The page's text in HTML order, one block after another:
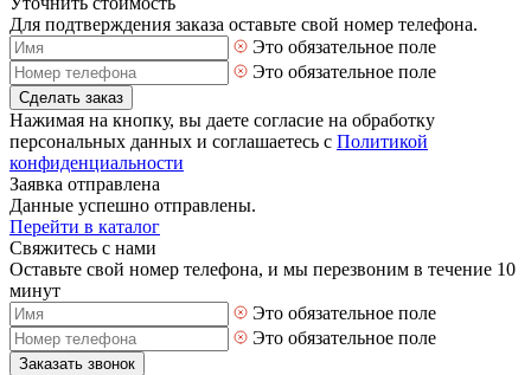
Для подтверждения заказа оставьте свой номер телефона.
Это обязательное поле
Это обязательное поле
Сделать заказ
Нажимая на кнопку, вы даете согласие на обработку
персональных данных и соглашаетесь с Политикой
конфиденциальности
Заявка отправлена
Данные успешно отправлены.
Перейти в каталог
Свяжитесь с нами
Оставьте свой номер телефона, и мы перезвоним в течение 10
минут
Это обязательное поле
Это обязательное поле
Заказать звонок